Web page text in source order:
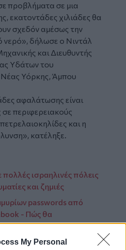
My Personal
προβλήματα σε μια
εκατοντάδες χιλιάδες θα
σχεδόν αμέσως την
δήλωσε ο Νιντάλ
και Διευθυντής
Υδάτων του
Νέας Υόρκης, Άμπου
αφαλάτωσης είναι
σε περιφερειακούς
και η
κατέληξε.
πολλές ισραηλινές πόλεις
και ζημιές
passwords από
- Πώς θα
επιθέσεων